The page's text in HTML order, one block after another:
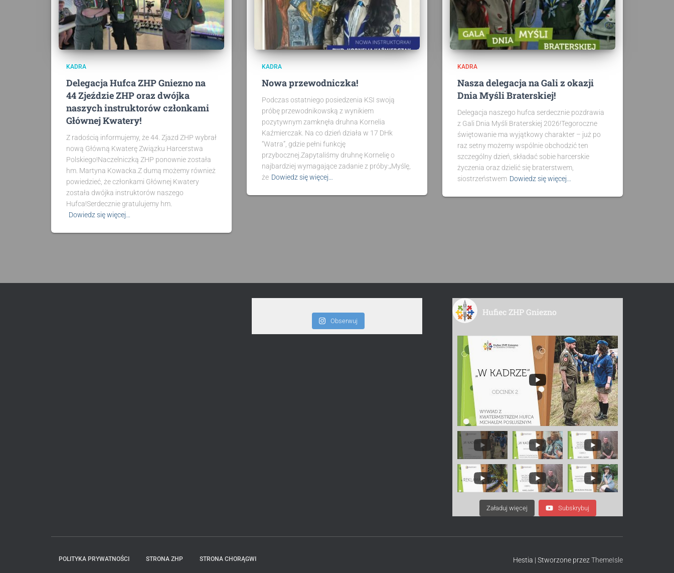
KADRA
Delegacja Hufca ZHP Gniezno na
44 Zjeździe ZHP oraz dwójka
naszych instruktorów członkami
Głównej Kwatery!
Z radością informujemy, że 44. Zjazd ZHP wybrał
nową Główną Kwaterę Związku Harcerstwa
Polskiego!Naczelniczką ZHP ponownie została
hm. Martyna Kowacka.Z dumą możemy również
powiedzieć, że członkami Głównej Kwatery
została dwójka instruktorów naszego
Hufca!Serdecznie gratulujemy hm.
Dowiedz się więcej…
KADRA
Nowa przewodniczka!
Podczas ostatniego posiedzenia KSI swoją
próbę przewodnikowską z wynikiem
pozytywnym zamknęła druhna Kornelia
Kaźmierczak. Na co dzień działa w 17 DHk
“Watra”, gdzie pełni funkcję
przybocznej.Zapytaliśmy druhnę Kornelię o
najbardziej wymagające zadanie z próby:„Myślę,
że Dowiedz się więcej…
KADRA
Nasza delegacja na Gali z okazji
Dnia Myśli Braterskiej!
Delegacja naszego hufca serdecznie pozdrawia
z Gali Dnia Myśli Braterskiej 2026!Tegoroczne
świętowanie ma wyjątkowy charakter – już po
raz setny możemy wspólnie obchodzić ten
szczególny dzień, składać sobie harcerskie
życzenia oraz dzielić się braterstwem,
siostrzeństwem Dowiedz się więcej…
Obserwuj
Hufiec ZHP Gniezno
Załaduj więcej Subskrybuj
POLITYKA PRYWATNOŚCI STRONA ZHP STRONA CHORĄGWI Hestia | Stworzone przez ThemeIsle